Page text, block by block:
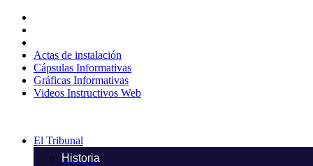
contenido
Actas de instalación
Cápsulas Informativas
Gráficas Informativas
Videos Instructivos Web
El Tribunal
Historia